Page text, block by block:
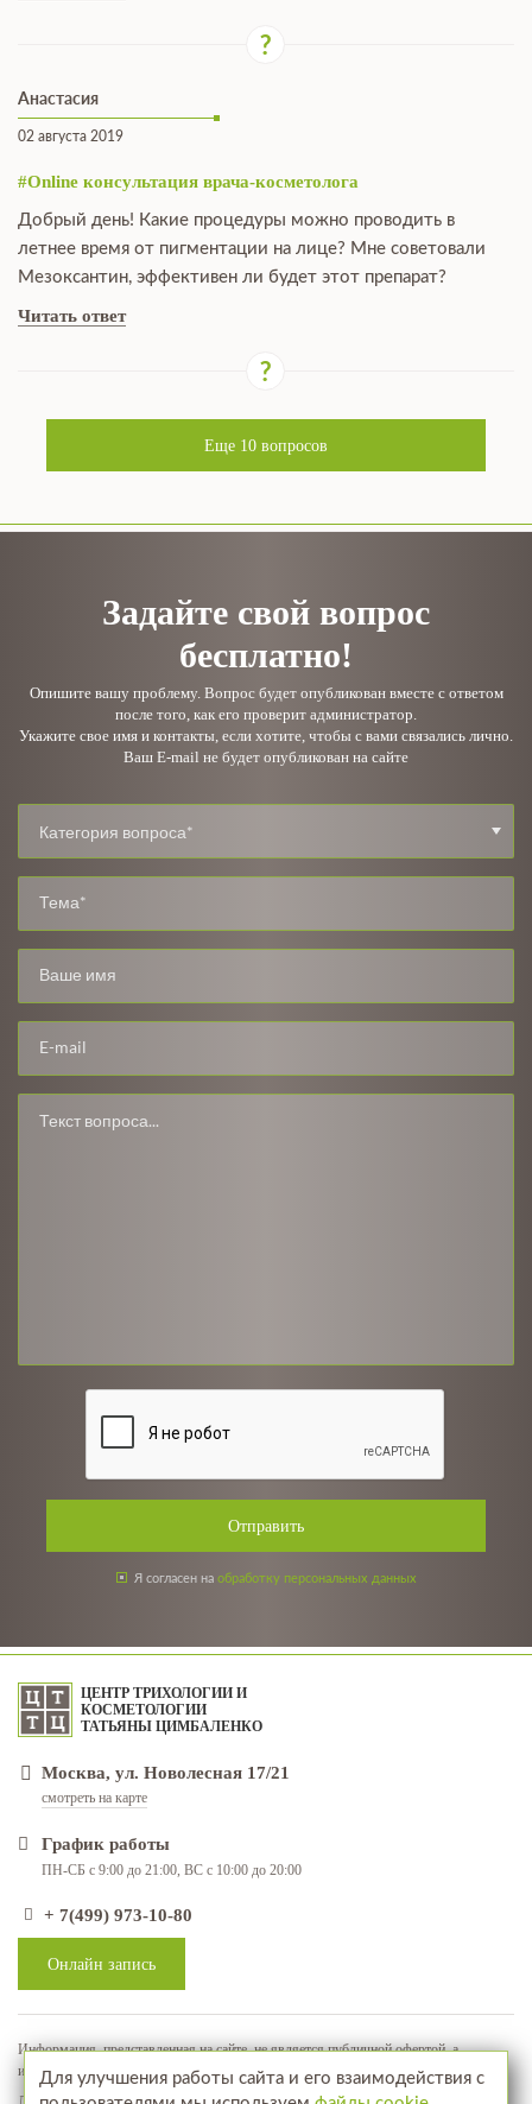
Анастасия
02 августа 2019
#Online консультация врача-косметолога
Добрый день! Какие процедуры можно проводить в
летнее время от пигментации на лице? Мне советовали
Мезоксантин, эффективен ли будет этот препарат?
Читать ответ
Еще 10 вопросов
Задайте свой вопрос
бесплатно!
Опишите вашу проблему. Вопрос будет опубликован вместе с ответом
после того, как его проверит администратор.
Укажите свое имя и контакты, если хотите, чтобы с вами связались лично.
Ваш E-mail не будет опубликован на сайте
Категория вопроса*
Отправить
Я согласен на обработку персональных данных
ЦЕНТР ТРИХОЛОГИИ И
КОСМЕТОЛОГИИ
ТАТЬЯНЫ ЦИМБАЛЕНКО
Москва, ул. Новолесная 17/21
смотреть на карте
График работы
ПН-СБ с 9:00 до 21:00, ВС с 10:00 до 20:00
+ 7(499) 973-10-80
Онлайн запись
Информация, представленная на сайте, не является публичной офертой, а
используется в качестве рекламно-информационных материалов
Для улучшения работы сайта и его взаимодействия с